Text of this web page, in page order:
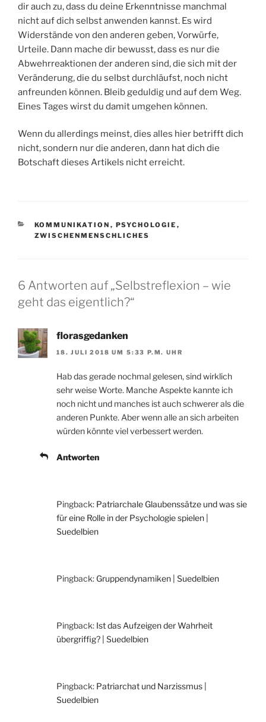
dir auch zu, dass du deine Erkenntnisse manchmal
nicht auf dich selbst anwenden kannst. Es wird
Widerstände von den anderen geben, Vorwürfe,
Urteile. Dann mache dir bewusst, dass es nur die
Abwehrreaktionen der anderen sind, die sich mit der
Veränderung, die du selbst durchläufst, noch nicht
anfreunden können. Bleib geduldig und auf dem Weg.
Eines Tages wirst du damit umgehen können.
Wenn du allerdings meinst, dies alles hier betrifft dich
nicht, sondern nur die anderen, dann hat dich die
Botschaft dieses Artikels nicht erreicht.
KATEGORIEN
KOMMUNIKATION , PSYCHOLOGIE ,
ZWISCHENMENSCHLICHES
6 Antworten auf „Selbstreflexion – wie
geht das eigentlich?“
florasgedanken
18. JULI 2018 UM 5:33 P.M. UHR
Hab das gerade nochmal gelesen, sind wirklich
sehr weise Worte. Manche Aspekte kannte ich
noch nicht und manches ist auch schwerer als die
anderen Punkte. Aber wenn alle an sich arbeiten
würden könnte viel verbessert werden.
Antworten
Pingback: Patriarchale Glaubenssätze und was sie
für eine Rolle in der Psychologie spielen |
Suedelbien
Pingback: Gruppendynamiken | Suedelbien
Pingback: Ist das Aufzeigen der Wahrheit
übergriffig? | Suedelbien
Pingback: Patriarchat und Narzissmus |
Suedelbien